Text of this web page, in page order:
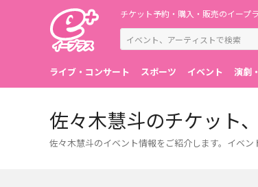
チケット予約・購入・販売のイープ
ライブ・コンサート スポーツ イベント 演劇
佐々木慧斗のチケット
佐々木慧斗のイベント情報をご紹介します。イベ